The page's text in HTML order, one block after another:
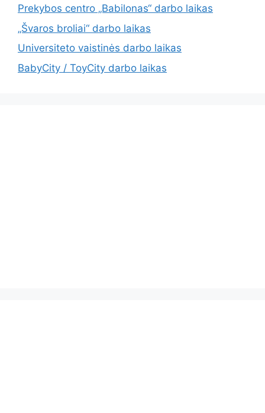
Prekybos centro „Babilonas“ darbo laikas
„Švaros broliai“ darbo laikas
Universiteto vaistinės darbo laikas
BabyCity / ToyCity darbo laikas